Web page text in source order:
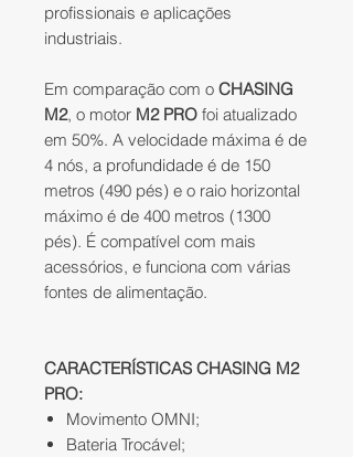
profissionais e aplicações
industriais.
Em comparação com o CHASING
M2, o motor M2 PRO foi atualizado
em 50%. A velocidade máxima é de
4 nós, a profundidade é de 150
metros (490 pés) e o raio horizontal
máximo é de 400 metros (1300
pés). É compatível com mais
acessórios, e funciona com várias
fontes de alimentação.
CARACTERÍSTICAS CHASING M2
PRO:
Movimento OMNI;
Bateria Trocável;